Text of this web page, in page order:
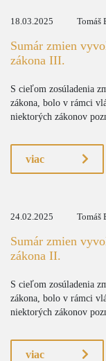
18.03.2025 Tomáš
Sumár zmien
zákona III.
S cieľom zosúladenia
zákona, bolo v rámci
niektorých zákonov
viac
24.02.2025 Tomáš
Sumár zmien
zákona II.
S cieľom zosúladenia
zákona, bolo v rámci
niektorých zákonov
viac